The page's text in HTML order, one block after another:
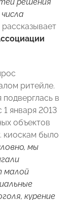
рассказывает
ритейле.
подверглась в
января 2013
объектов
киоскам было
мы
малой
курение